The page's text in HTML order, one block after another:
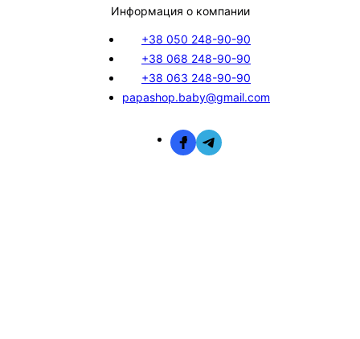
Информация о компании
+38 050 248-90-90
+38 068 248-90-90
+38 063 248-90-90
papashop.baby@gmail.com